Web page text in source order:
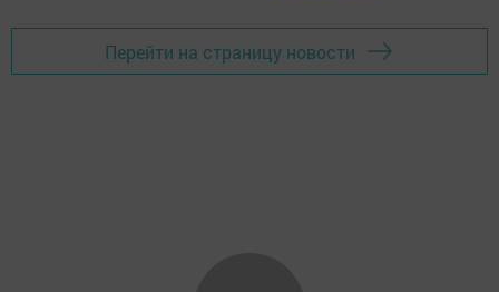
Перейти на страницу новости